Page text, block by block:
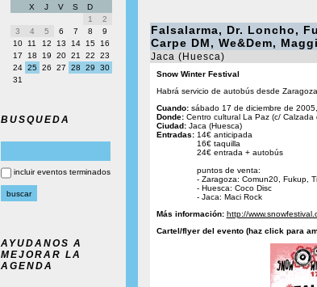
X
J V S
D
1
2
3
4 5 6 7 8
9
10
11 12 13 14 15
16
17
18 19 20 21 22
23
24 25 26 27 28 29
30
31
BUSQUEDA
incluir eventos terminados
AYUDANOS A
MEJORAR LA
AGENDA
Falsalarma, Dr. Loncho,
Carpe DM, We&Dem,
Jaca (Huesca)
Snow Winter Festival
Habrá servicio de autobús desde Zaragoza
Cuando:sábado 17 de diciembre de
Donde:Centro cultural La Paz (c/ Calzada
Ciudad:Jaca (Huesca)
Entradas: 14€ anticipada
16€ taquilla
24€ entrada + autobús
puntos de venta:
- Zaragoza: Comun20, Fukup,
- Huesca: Coco Disc
- Jaca: Maci Rock
Más información: http://
Cartel/flyer del evento (haz click para